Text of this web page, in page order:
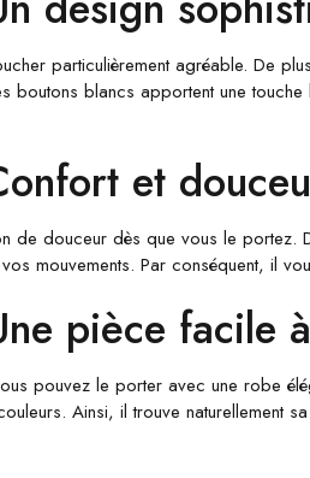
particulièrement agréable. De
blancs apportent une
et
douceur dès que vous le portez.
mouvements. Par conséquent, il
pièce facile
pouvez le porter avec une robe
Ainsi, il trouve naturellement